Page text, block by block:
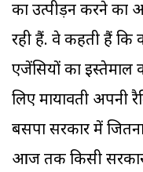
का उत्पीड़न करने का
रही हैं. वे कहती हैं कि
एजेंसियों का इस्तेमाल
लिए मायावती अपनी
बसपा सरकार में
आज तक किसी सरकार